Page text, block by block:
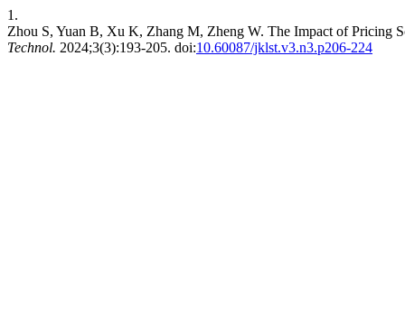
1.
Zhou S, Yuan B, Xu K, Zhang M, Zheng W. The Impact of Pricing
Technol. 2024;3(3):193-205. doi:10.60087/jklst.v3.n3.p206-224